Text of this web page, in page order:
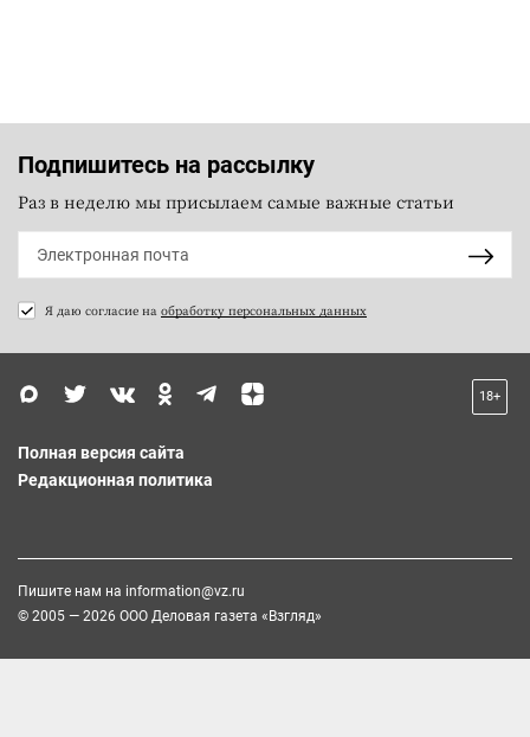
Подпишитесь на рассылку
Раз в неделю мы присылаем самые важные статьи
Я даю согласие на обработку персональных данных
18+
Полная версия сайта
Редакционная политика
Пишите нам на information@vz.ru
© 2005 — 2026 ООО Деловая газета «Взгляд»